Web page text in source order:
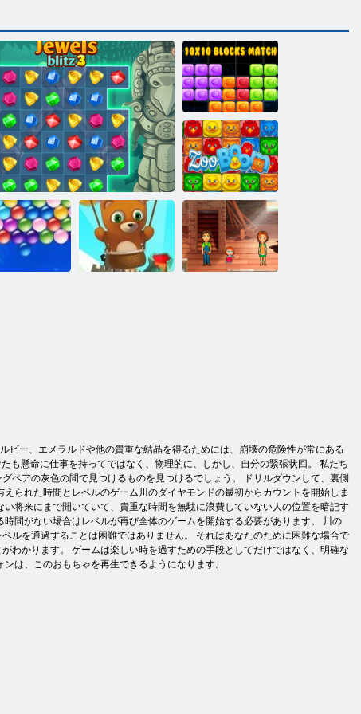
10x10ブロック
マッチ
動物園ブーム
ー、エメラルドや他の貴重な結晶を得るためには、崩壊の危険性が常にある
も懸命に仕事を持ってではなく、物理的に、しかし、自分の緊張状回。 私たち
ペアの灰色の間で見つけるものを見つけるでしょう。 ドリルダウンして、裏側
られた時間とレベルのゲーム川のダイヤモンドの最初からカウントを開始しま
将来にまで開いていて、貴重な時間を無駄に浪費していない人の位置を暗記す
間がない場合はレベルが再び全体のゲームを開始する必要があります。 川の
ルを通過することは困難ではありません。 それはあなたのために困難な場合で
わかります。 ゲームは楽しい時を過すための手段としてだけではなく、明確な
は、このおもちゃを再生できるようになります。